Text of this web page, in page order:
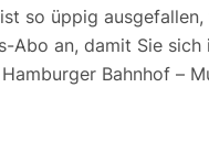
so üppig ausgefallen,
Abo an, damit Sie
Bahnhof –